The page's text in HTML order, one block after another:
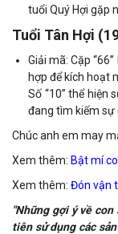
tuổi Quý Hợi gặp
Tuổi Tân Hợi
Giải mã: Cặp
hợp để kích hoạt
Số “10” thể hiện
đang tìm kiếm sự
Chúc anh em may
Xem thêm: Bật mí
Xem thêm: Đón vận
"Những gợi ý về
tiên sử dụng các